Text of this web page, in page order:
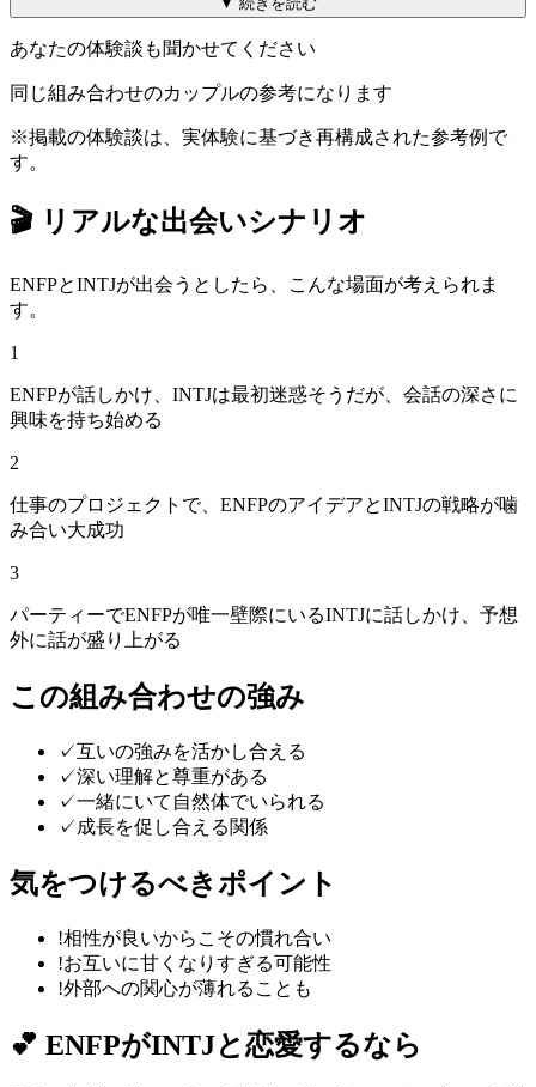
あなたの体験談も聞かせてください
同じ組み合わせのカップルの参考になります
※掲載の体験談は、実体験に基づき再構成された参考例で
す。
🎬 リアルな出会いシナリオ
ENFPとINTJが出会うとしたら、こんな場面が考えられま
す。
1
ENFPが話しかけ、INTJは最初迷惑そうだが、会話の深さに
興味を持ち始める
2
仕事のプロジェクトで、ENFPのアイデアとINTJの戦略が噛
み合い大成功
3
パーティーでENFPが唯一壁際にいるINTJに話しかけ、予想
外に話が盛り上がる
この組み合わせの強み
✓互いの強みを活かし合える
✓深い理解と尊重がある
✓一緒にいて自然体でいられる
✓ 成長を促し合える関係
気をつけるべきポイント
!相性が良いからこその慣れ合い
!お互いに甘くなりすぎる可能性
!外部への関心が薄れることも
💕 ENFPがINTJと恋愛するなら